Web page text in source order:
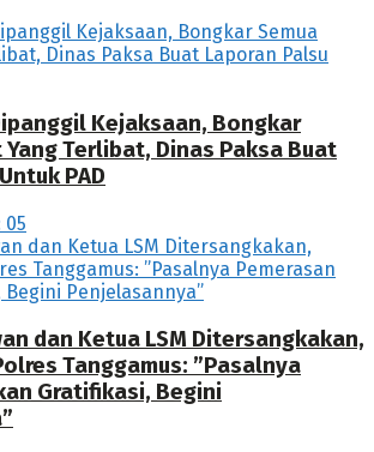
Kejaksaan, Bongkar
Yang Terlibat, Dinas Paksa Buat
PAD
05
dan Ketua LSM Ditersangkakan,
Tanggamus: ”Pasalnya
Gratifikasi, Begini